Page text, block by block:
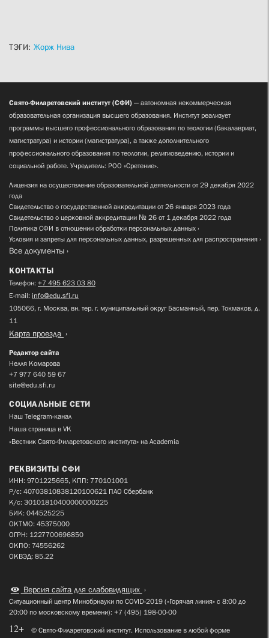
ТЭГИ: Жорж Нива
Свято-Филаретовский институт (СФИ) — автономная некоммерческая
образовательная организация высшего образования. Институт реализует
программы высшего профессионального образования по теологии (бакалавриат,
магистратура) и истории (магистратура), а также дополнительного
профессионального образования по теологии, религиоведению, истории и
социальной работе. Учредитель: РОО «Сретение».
Лицензия на осуществление образовательной деятельности от 29 декабря 2022
года
Свидетельство о государственной аккредитации от 26 января 2023 года
Свидетельство о церковной аккредитации № 26 от 1 декабря 2022 года
Политика СФИ в отношении обработки персональных данных
Условия и запреты для персональных данных, разрешенных для распространения
Все документы
КОНТАКТЫ
Телефон: +7 495 623 03 80
E-mail: info@edu.sfi.ru
105066, г. Москва, вн. тер. г. муниципальный округ Басманный, пер. Токмаков, д.
11
Карта проезда
Редактор сайта
Нелля Комарова
+7 977 640 59 67
site@edu.sfi.ru
СОЦИАЛЬНЫЕ СЕТИ
Наш Telegram-канал
Наша страница в VK
«Вестник Свято-Филаретовского института» на Academia
РЕКВИЗИТЫ СФИ
ИНН: 9701225665, КПП: 770101001
Р/с: 40703810838120100621 ПАО Сбербанк
К/с: 30101810400000000225
БИК: 044525225
ОКТМО: 45375000
ОГРН: 1227700696850
ОКПО: 74556262
ОКВЭД: 85.22
Версия сайта для слабовидящих
Ситуационный центр Минобрнауки по COVID-2019 («Горячая линия» с 8:00 до
20:00 по московскому времени): +7 (495) 198-00-00
12+
© Свято-Филаретовский институт. Использование в любой форме